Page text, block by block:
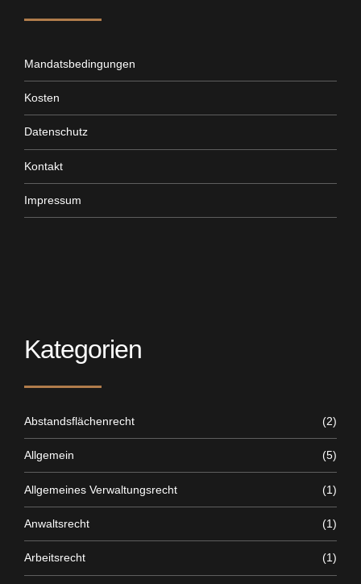
Mandatsbedingungen
Kosten
Datenschutz
Kontakt
Impressum
Kategorien
Abstandsflächenrecht (2)
Allgemein (5)
Allgemeines Verwaltungsrecht (1)
Anwaltsrecht (1)
Arbeitsrecht (1)